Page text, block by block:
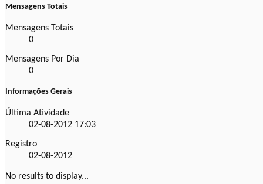
Mensagens Totais
Mensagens Totais
0
Mensagens Por Dia
0
Informações Gerais
Última Atividade
02-08-2012 17:03
Registro
02-08-2012
No results to display...